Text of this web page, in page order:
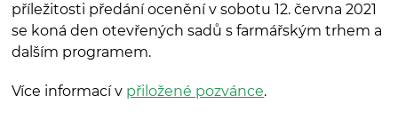
příležitosti předání ocenění v sobotu 12. června 2021
se koná den otevřených sadů s farmářským trhem a
dalším programem.
Více informací v přiložené pozvánce.